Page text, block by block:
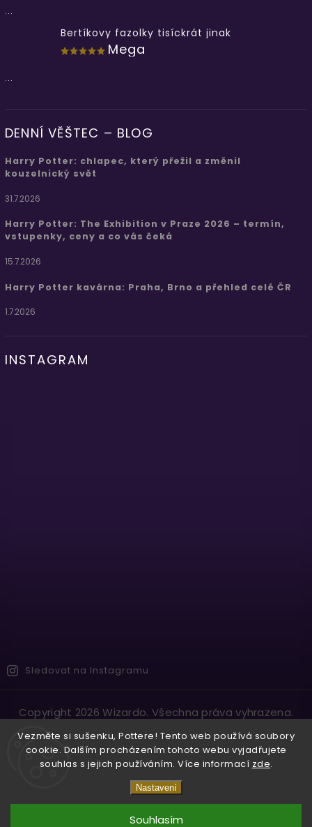
Vezměte si sušenku, Pottere! Tento web používá soubory
cookie. Dalším procházením tohoto webu vyjadřujete
souhlas s jejich používáním. Více informací zde.
Nastavení
Souhlasím
...
Bertíkovy fazolky tisíckrát jinak
Mega
...
DENNÍ VĚŠTEC – BLOG
Harry Potter: chlapec, který přežil a změnil
kouzelnický svět
31.7.2026
Harry Potter: The Exhibition v Praze 2026 – termín,
vstupenky, ceny a co vás čeká
15.7.2026
Harry Potter kavárna: Praha, Brno a přehled celé ČR
1.7.2026
INSTAGRAM
Sledovat na Instagramu
Copyright 2026Wizardo. Všechna práva vyhrazena.
VytvořilShoptet| DesignShoptak.cz.